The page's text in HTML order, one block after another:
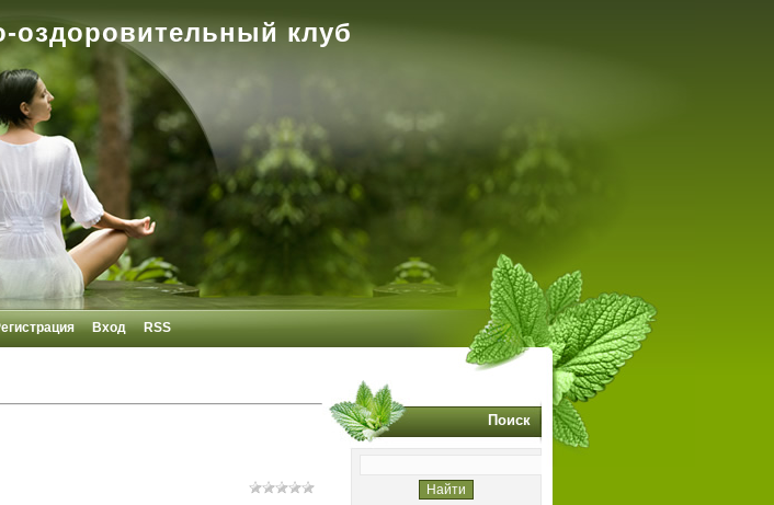
оздоровительный клуб
Вход RSS
Поиск